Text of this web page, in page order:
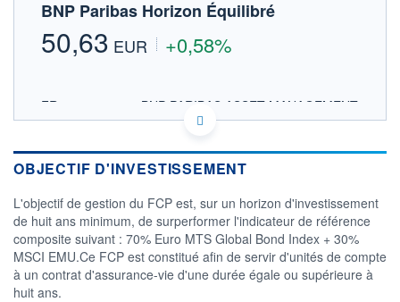
BNP Paribas Horizon Équilibré
50,63 EUR +0,58%
FR0010076638 - BNP PARIBAS ASSET MANAGEMENT
Europe
Consulter le prospectus / DIC
48
50
52
OBJECTIF D'INVESTISSEMENT
L'objectif de gestion du FCP est, sur un horizon d'investissement
de huit ans minimum, de surperformer l'indicateur de référence
composite suivant : 70% Euro MTS Global Bond Index + 30%
MSCI EMU.Ce FCP est constitué afin de servir d'unités de compte
à un contrat d'assurance-vie d'une durée égale ou supérieure à
huit ans.